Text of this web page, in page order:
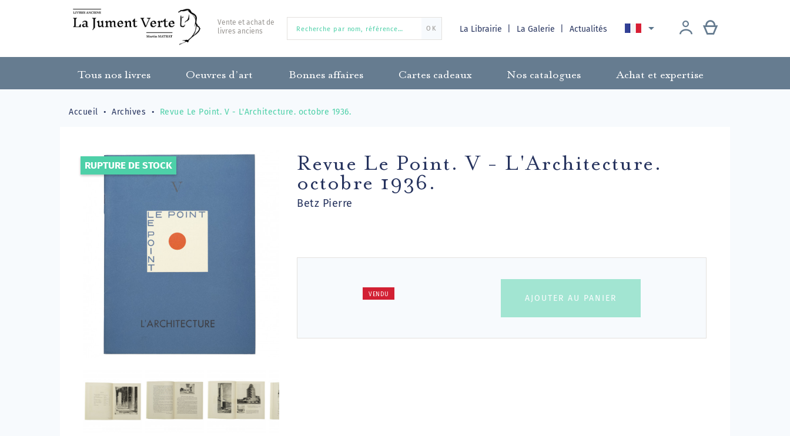
Vente et achat de
livres anciens
OK La Librairie La Galerie Actualités 
Tous nos livres Oeuvres d’art Bonnes affaires Cartes cadeaux Nos catalogues Achat et expertise
Accueil Archives Revue Le Point. V - L'Architecture. octobre 1936.
RUPTURE DE STOCK Revue Le Point. V - L'Architecture.
octobre 1936.
Betz Pierre
VENDU AJOUTER AU PANIER